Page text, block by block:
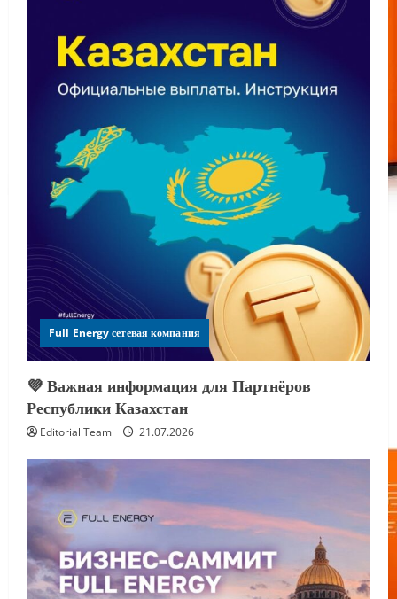
Full Energy сетевая компания
💜 Важная информация для Партнёров
Республики Казахстан
Editorial Team 21.07.2026